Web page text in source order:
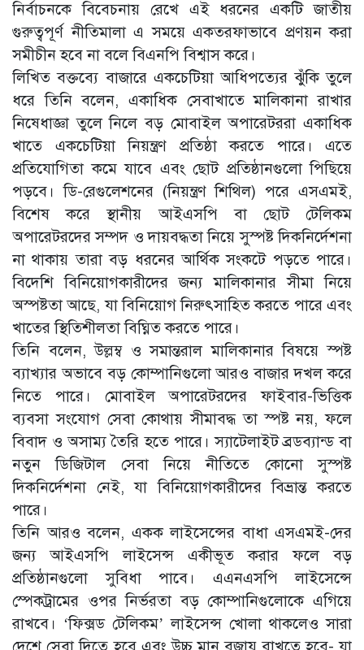
নির্বাচনকে বিবেচনায় রেখে এই ধরনের একটি জাতীয়
গুরুত্বপূর্ণ নীতিমালা এ সময়ে একতরফাভাবে প্রণয়ন করা
সমীচীন হবে না বলে বিএনপি বিশ্বাস করে।
লিখিত বক্তব্যে বাজারে একচেটিয়া আধিপত্যের ঝুঁকি তুলে
ধরে তিনি বলেন, একাধিক সেবাখাতে মালিকানা রাখার
নিষেধাজ্ঞা তুলে নিলে বড় মোবাইল অপারেটররা একাধিক
খাতে একচেটিয়া নিয়ন্ত্রণ প্রতিষ্ঠা করতে পারে। এতে
প্রতিযোগিতা কমে যাবে এবং ছোট প্রতিষ্ঠানগুলো পিছিয়ে
পড়বে। ডি-রেগুলেশনের (নিয়ন্ত্রণ শিথিল) পরে এসএমই,
বিশেষ করে স্থানীয় আইএসপি বা ছোট টেলিকম
অপারেটরদের সম্পদ ও দায়বদ্ধতা নিয়ে সুস্পষ্ট দিকনির্দেশনা
না থাকায় তারা বড় ধরনের আর্থিক সংকটে পড়তে পারে।
বিদেশি বিনিয়োগকারীদের জন্য মালিকানার সীমা নিয়ে
অস্পষ্টতা আছে, যা বিনিয়োগ নিরুৎসাহিত করতে পারে এবং
খাতের স্থিতিশীলতা বিঘ্নিত করতে পারে।
তিনি বলেন, উল্লম্ব ও সমান্তরাল মালিকানার বিষয়ে স্পষ্ট
ব্যাখ্যার অভাবে বড় কোম্পানিগুলো আরও বাজার দখল করে
নিতে পারে। মোবাইল অপারেটরদের ফাইবার-ভিত্তিক
ব্যবসা সংযোগ সেবা কোথায় সীমাবদ্ধ তা স্পষ্ট নয়, ফলে
বিবাদ ও অসাম্য তৈরি হতে পারে। স্যাটেলাইট ব্রডব্যান্ড বা
নতুন ডিজিটাল সেবা নিয়ে নীতিতে কোনো সুস্পষ্ট
দিকনির্দেশনা নেই, যা বিনিয়োগকারীদের বিভ্রান্ত করতে
পারে।
তিনি আরও বলেন, একক লাইসেন্সের বাধা এসএমই-দের
জন্য আইএসপি লাইসেন্স একীভূত করার ফলে বড়
প্রতিষ্ঠানগুলো সুবিধা পাবে। এএনএসপি লাইসেন্সে
স্পেকট্রামের ওপর নির্ভরতা বড় কোম্পানিগুলোকে এগিয়ে
রাখবে। ‘ফিক্সড টেলিকম’ লাইসেন্স খোলা থাকলেও সারা